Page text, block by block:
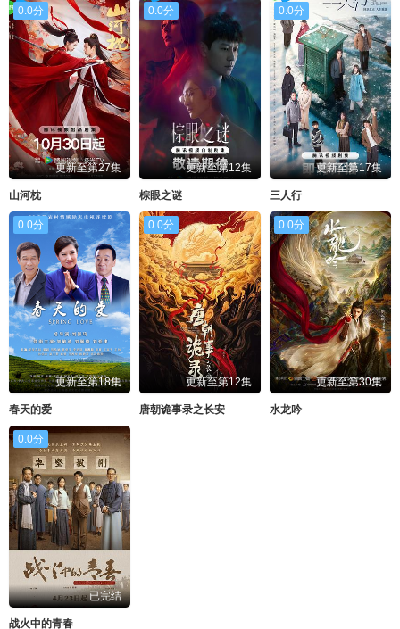
0.0分
更新至第27集
山河枕
0.0分
更新至第12集
棕眼之谜
0.0分
更新至第17集
三人行
0.0分
更新至第18集
春天的爱
0.0分
更新至第12集
唐朝诡事录之长安
0.0分
更新至第30集
水龙吟
0.0分
已完结
战火中的青春